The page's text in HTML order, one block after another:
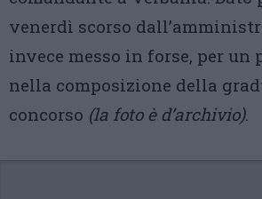
venerdì scorso
invece messo in forse, per un
nella composizione della
concorso (la foto è d’archivio).